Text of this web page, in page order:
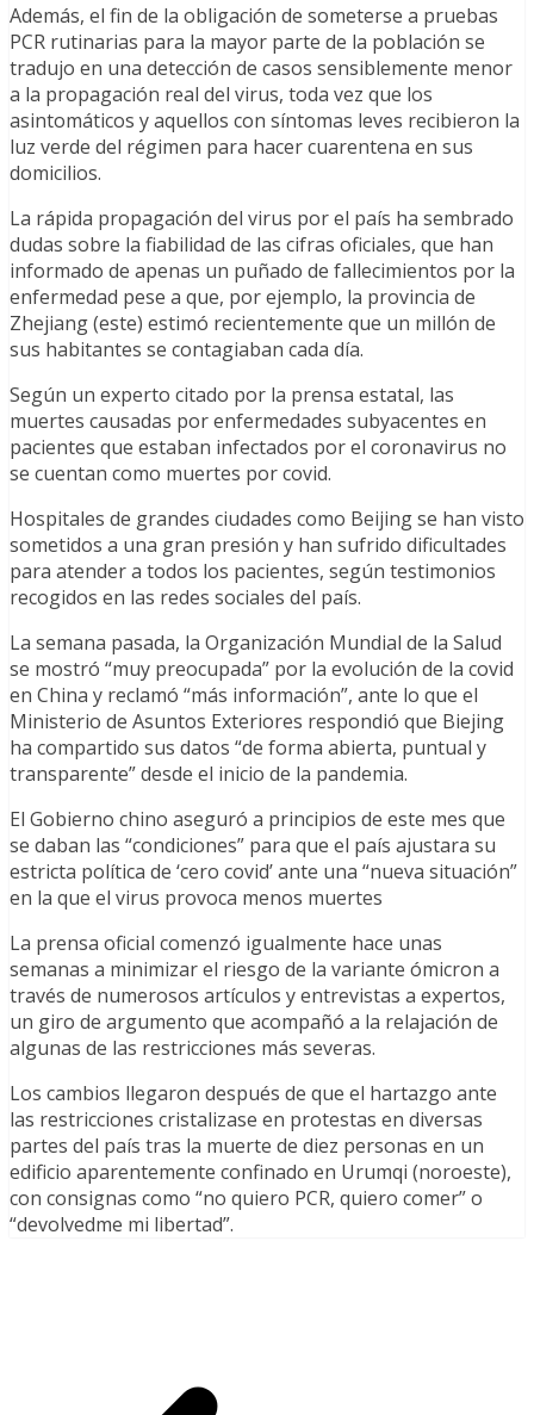
Además, el fin de la obligación de someterse a pruebas
PCR rutinarias para la mayor parte de la población se
tradujo en una detección de casos sensiblemente menor
a la propagación real del virus, toda vez que los
asintomáticos y aquellos con síntomas leves recibieron la
luz verde del régimen para hacer cuarentena en sus
domicilios.
La rápida propagación del virus por el país ha sembrado
dudas sobre la fiabilidad de las cifras oficiales, que han
informado de apenas un puñado de fallecimientos por la
enfermedad pese a que, por ejemplo, la provincia de
Zhejiang (este) estimó recientemente que un millón de
sus habitantes se contagiaban cada día.
Según un experto citado por la prensa estatal, las
muertes causadas por enfermedades subyacentes en
pacientes que estaban infectados por el coronavirus no
se cuentan como muertes por covid.
Hospitales de grandes ciudades como Beijing se han visto
sometidos a una gran presión y han sufrido dificultades
para atender a todos los pacientes, según testimonios
recogidos en las redes sociales del país.
La semana pasada, la Organización Mundial de la Salud
se mostró “muy preocupada” por la evolución de la covid
en China y reclamó “más información”, ante lo que el
Ministerio de Asuntos Exteriores respondió que Biejing
ha compartido sus datos “de forma abierta, puntual y
transparente” desde el inicio de la pandemia.
El Gobierno chino aseguró a principios de este mes que
se daban las “condiciones” para que el país ajustara su
estricta política de ‘cero covid’ ante una “nueva situación”
en la que el virus provoca menos muertes
La prensa oficial comenzó igualmente hace unas
semanas a minimizar el riesgo de la variante ómicron a
través de numerosos artículos y entrevistas a expertos,
un giro de argumento que acompañó a la relajación de
algunas de las restricciones más severas.
Los cambios llegaron después de que el hartazgo ante
las restricciones cristalizase en protestas en diversas
partes del país tras la muerte de diez personas en un
edificio aparentemente confinado en Urumqi (noroeste),
con consignas como “no quiero PCR, quiero comer” o
“devolvedme mi libertad”.